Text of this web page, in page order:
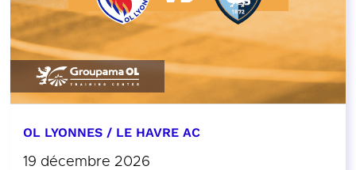
OL LYONNES / LE HAVRE AC
19 décembre 2026